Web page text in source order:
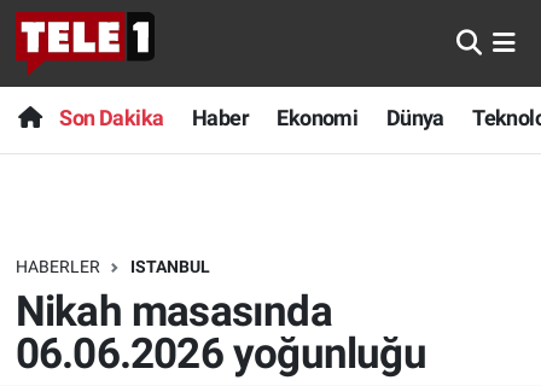
Son Dakika Haber Ekonomi Dünya
HABERLER ISTANBUL
Nikah masasında
06.06.2026 yoğunluğu
Anında Manşet
Başka Sohbetler
Bilim turu
Bilim ve Teknoloji Evreni
Son Dakika
Haber
Dünya
Teknoloji
Nöbetçi Eczaneler
Hava Durumu
Trafik Durumu
Süper Lig Puan Durumu ve Fikstür